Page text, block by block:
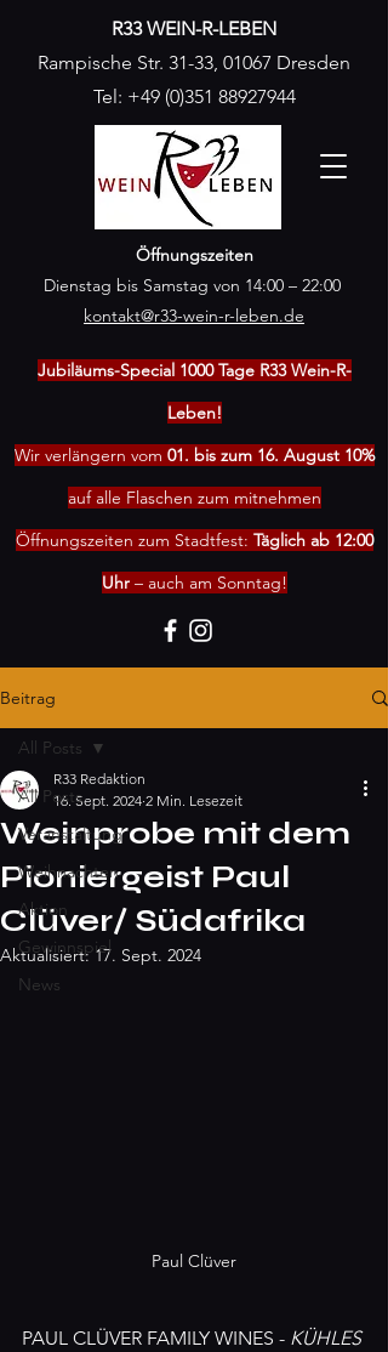
Öffnungszeiten
Dienstag bis Samstag von 14:00 – 22:00
kontakt@r33-wein-r-leben.de
R33 WEIN-R-LEBEN
Rampische Str. 31-33, 01067 Dresden
Tel: +49 (0)351 88927944
Jubiläums-Special 1000 Tage R33 Wein-R-
Leben!
Wir verlängern vom 01. bis zum 16. August 10%
auf alle Flaschen zum mitnehmen
Öffnungszeiten zum Stadtfest: Täglich ab 12:00
Uhr– auch am Sonntag!
Beitrag
All Posts
Veranstaltung
Weihnachten
Aktion
Gewinnspiel
News
All Posts
Weinprobe mit dem
Pioniergeist Paul
Clüver/ Südafrika
R33 Redaktion
16. Sept. 2024 2 Min. Lesezeit
Aktualisiert:17. Sept. 2024
Paul Clüver
PAUL CLÜVER FAMILY WINES - KÜHLES